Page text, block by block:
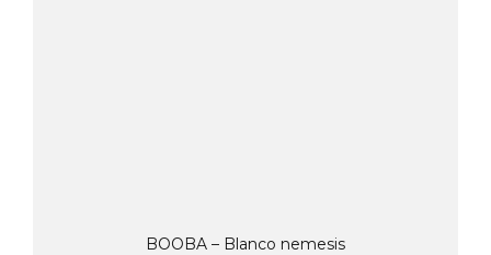
BOOBA – Blanco nemesis